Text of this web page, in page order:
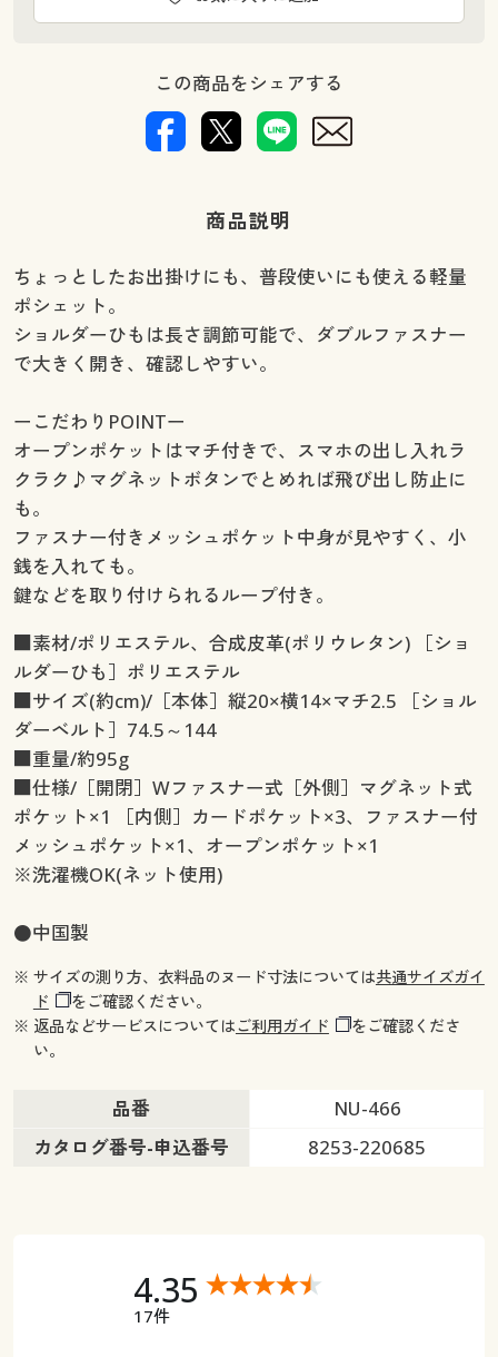
この商品をシェアする
商品説明
ちょっとしたお出掛けにも、普段使いにも使える軽量
ポシェット。
ショルダーひもは長さ調節可能で、ダブルファスナー
で大きく開き、確認しやすい。
ーこだわりPOINTー
オープンポケットはマチ付きで、スマホの出し入れラ
クラク♪マグネットボタンでとめれば飛び出し防止に
も。
ファスナー付きメッシュポケット中身が見やすく、小
銭を入れても。
鍵などを取り付けられるループ付き。
■素材/ポリエステル、合成皮革(ポリウレタン) ［ショ
ルダーひも］ポリエステル
■サイズ(約cm)/［本体］縦20×横14×マチ2.5 ［ショル
ダーベルト］74.5～144
■重量/約95g
■仕様/［開閉］Wファスナー式［外側］マグネット式
ポケット×1 ［内側］カードポケット×3、ファスナー付
メッシュポケット×1、オープンポケット×1
※洗濯機OK(ネット使用)
●中国製
※ サイズの測り方、衣料品のヌード寸法については共通サイズガイ
ド
をご確認ください。
※ 返品などサービスについてはご利用ガイド
をご確認くださ
い。
品番
NU-466
カタログ番号-申込番号
8253-220685
4.35
17件